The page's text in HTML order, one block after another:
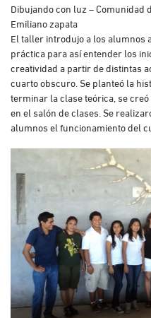
Dibujando con luz – Comunidad
Emiliano zapata
El taller introdujo a los alumnos
práctica para así entender los
creatividad a partir de distintas
cuarto obscuro. Se planteó la
terminar la clase teórica, se
en el salón de clases. Se
alumnos el funcionamiento del